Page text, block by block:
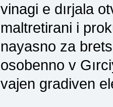
vinagi e dırjala
maltretirani i
nayasno za
osobenno v
vajen gradiven